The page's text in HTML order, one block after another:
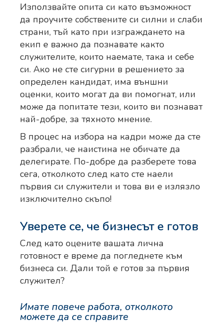
Използвайте опита си като възможност
да проучите собствените си силни и слаби
страни, тъй като при изграждането на
екип е важно да познавате както
служителите, които наемате, така и себе
си. Ако не сте сигурни в решението за
определен кандидат, има външни
оценки, които могат да ви помогнат, или
може да попитате тези, които ви познават
най-добре, за тяхното мнение.
В процес на избора на кадри може да сте
разбрали, че наистина не обичате да
делегирате. По-добре да разберете това
сега, отколкото след като сте наели
първия си служители и това ви е излязло
изключително скъпо!
Уверете се, че бизнесът е готов
След като оцените вашата лична
готовност е време да погледнете към
бизнеса си. Дали той е готов за първия
служител?
Имате повече работа, отколкото
можете да се справите